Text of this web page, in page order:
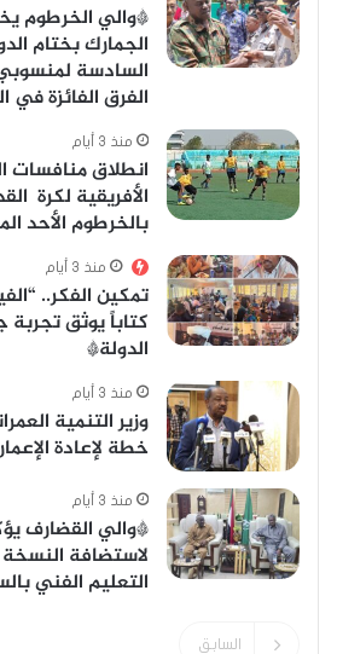
*والي الخرطوم
الجمارك بختام
السادسة
الفرق الفائزة في
منذ 3 أيام
انطلاق منافسات
الأفريقية لكرة
بالخرطوم الأحد
منذ 3 أيام
تمكين الفكر..
كتاباً يوثق
الدولة*
منذ 3 أيام
وزير التنمية
خطة لإعادة
منذ 3 أيام
*والي القضارف
لاستضافة
التعليم الفني
السابق